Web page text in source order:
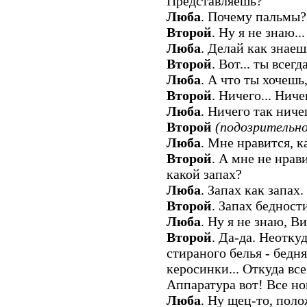
Люба. Почему пальмы?
Второй. Ну я не
Люба. Делай как
Второй. Вот... ты
Люба. А что ты
Второй. Ничего...
Люба. Ничего так
Второй
Люба. Мне нравится,
Второй. А мне не
какой запах?
Люба. Запах как
Второй. Запах
Люба. Ну я не знаю,
Второй. Да-да.
стираного белья -
керосинки... Откуда
Аппаратура вот! Все
Люба. Ну щец-то,